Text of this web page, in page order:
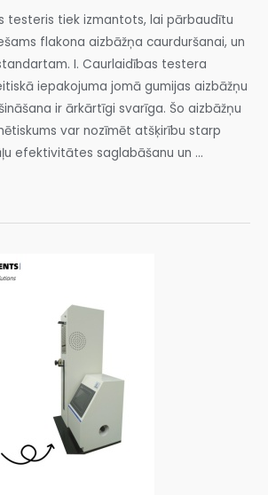
testeris tiek izmantots, lai pārbaudītu
flakona aizbāžņa caurduršanai, un
I. Caurlaidības testera
iepakojuma jomā gumijas aizbāžņu
ir ārkārtīgi svarīga. Šo aizbāžņu
var nozīmēt atšķirību starp
efektivitātes saglabāšanu un ...